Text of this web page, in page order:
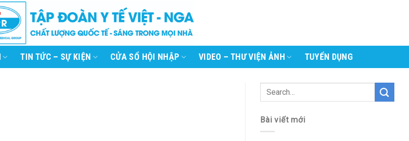
TIN TỨC – SỰ KIỆN CỬA SỔ HỘI NHẬP VIDEO – THƯ VIỆN ẢNH TUYỂN DỤNG
Bài viết mới